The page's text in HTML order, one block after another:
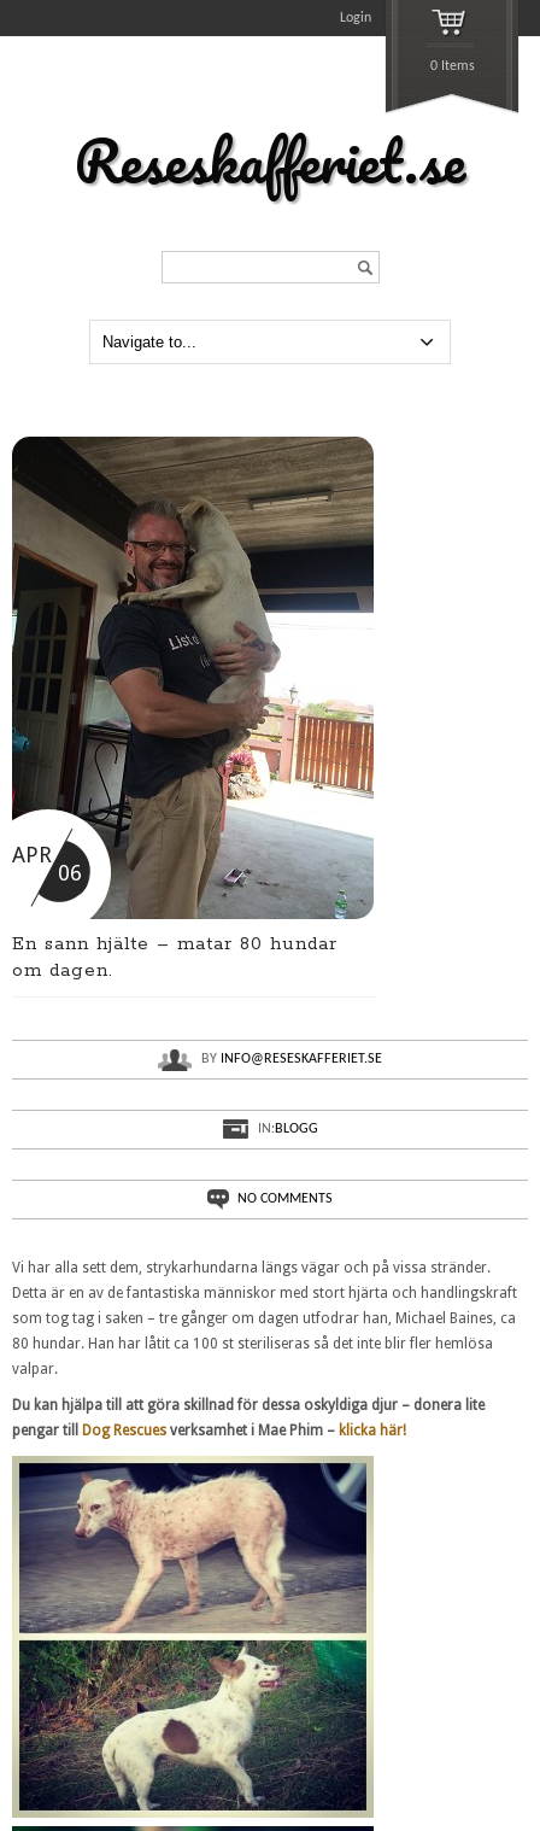
Login
0 Items
Reseskafferiet.se
APR
06
En sann hjälte – matar 80 hundar
om dagen.
BY INFO@RESESKAFFERIET.SE
IN:BLOGG
NO COMMENTS
Vi har alla sett dem, strykarhundarna längs vägar och på vissa stränder.
Detta är en av de fantastiska människor med stort hjärta och handlingskraft
som tog tag i saken – tre gånger om dagen utfodrar han, Michael Baines, ca
80 hundar. Han har låtit ca 100 st steriliseras så det inte blir fler hemlösa
valpar.
Du kan hjälpa till att göra skillnad för dessa oskyldiga djur – donera lite
pengar till
Dog Rescues verksamhet i Mae Phim – klicka här!